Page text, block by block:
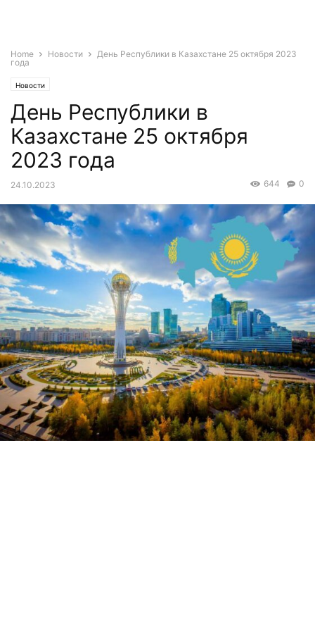
Home Новости
День Республики в Казахстане 25 октября 2023
года
Новости
День Республики в
Казахстане 25 октября
2023 года
24.10.2023 0
644